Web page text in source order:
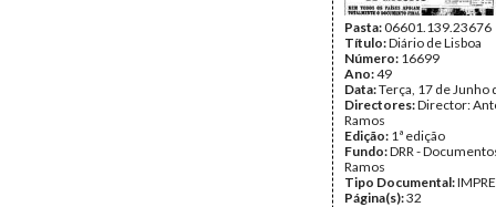
Pasta:06601.139.23676
Título:Diário de Lisboa
Número: 16699
Ano:49
Data:Terça, 17 de Junho
Directores:Director:
Ramos
Edição: 1ª edição
Fundo:DRR -
Ramos
Tipo Documental:
Página(s):32